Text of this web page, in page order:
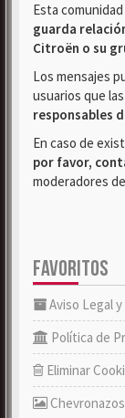
Esta
guarda
Citroën o su
Los mensajes
usuarios que
responsables
En caso de
por favor,
moderadores
FAVORITOS
Aviso Legal
Política de
Eliminar